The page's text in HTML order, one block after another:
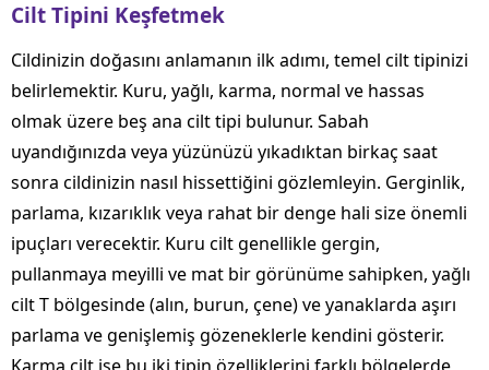
Cilt Tipini Keşfetmek
Cildinizin doğasını anlamanın ilk adımı, temel cilt tipinizi
belirlemektir. Kuru, yağlı, karma, normal ve hassas
olmak üzere beş ana cilt tipi bulunur. Sabah
uyandığınızda veya yüzünüzü yıkadıktan birkaç saat
sonra cildinizin nasıl hissettiğini gözlemleyin. Gerginlik,
parlama, kızarıklık veya rahat bir denge hali size önemli
ipuçları verecektir. Kuru cilt genellikle gergin,
pullanmaya meyilli ve mat bir görünüme sahipken, yağlı
cilt T bölgesinde (alın, burun, çene) ve yanaklarda aşırı
parlama ve genişlemiş gözeneklerle kendini gösterir.